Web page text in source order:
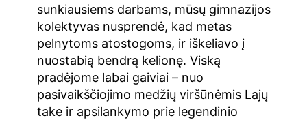
sunkiausiems darbams, mūsų gimnazijos
kolektyvas nusprendė, kad metas
pelnytoms atostogoms, ir iškeliavo į
nuostabią bendrą kelionę. Viską
pradėjome labai gaiviai – nuo
pasivaikščiojimo medžių viršūnėmis Lajų
take ir apsilankymo prie legendinio